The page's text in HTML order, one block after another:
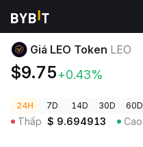
Giá Tiền Điện Tử
Giá LEO Token LEO
$9.75+0.43%
24H 7D 14D 30D 60D
Thấp $ 9.694913 Cao